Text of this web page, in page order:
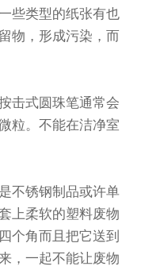
些类型的纸张有也
物，形成污染，而
击式圆珠笔通常会
粒。不能在洁净室
不锈钢制品或许单
上柔软的塑料废物
个角而且把它送到
，一起不能让废物